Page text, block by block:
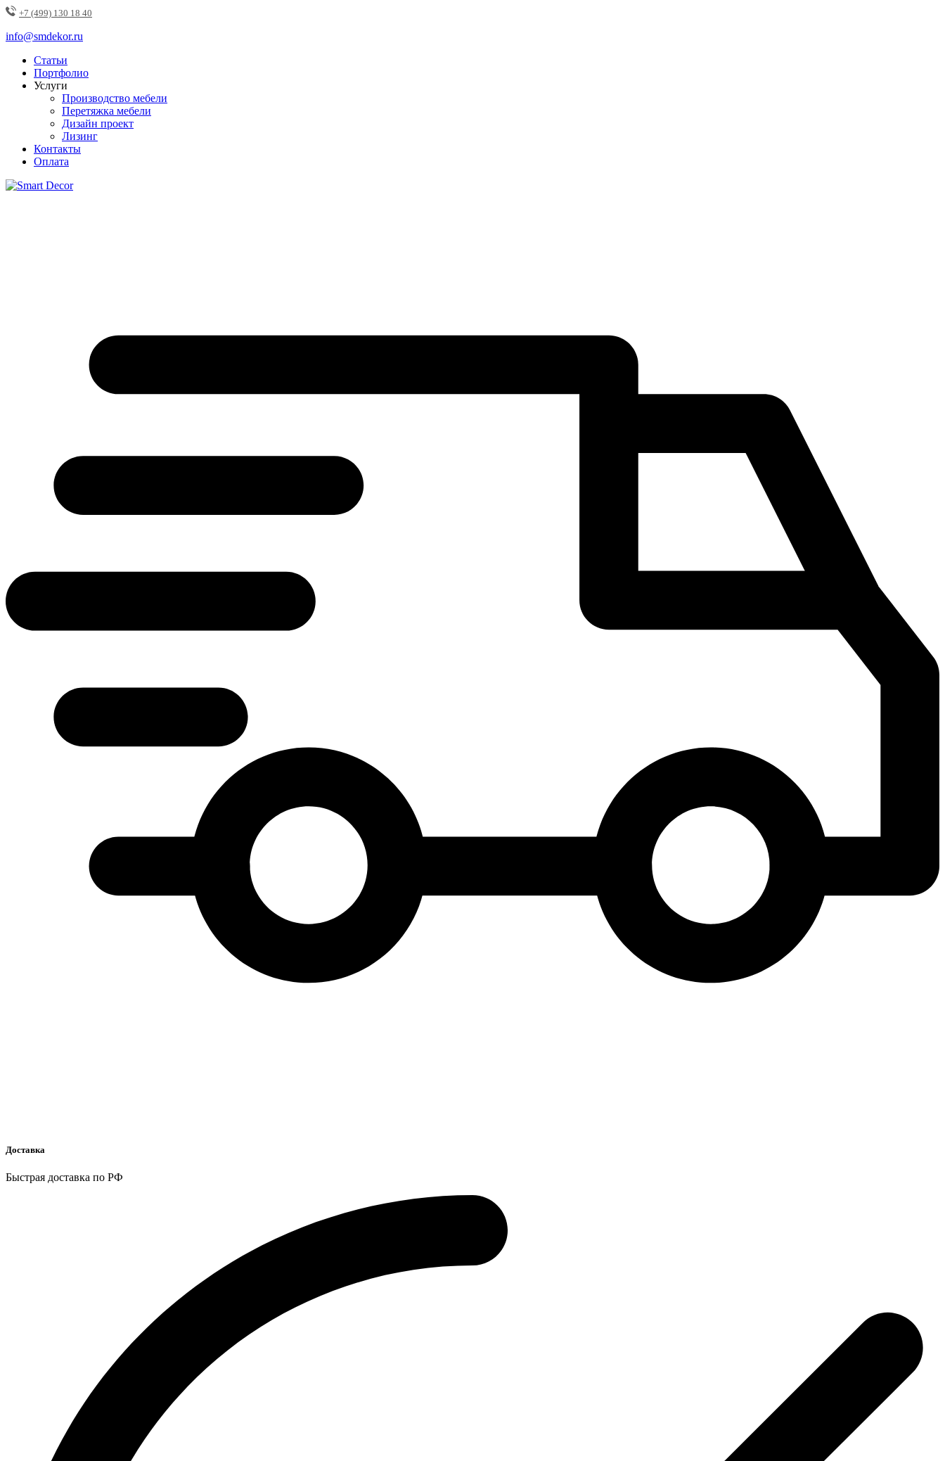
+7 (499) 130 18 40
info@smdekor.ru
Статьи
Портфолио
Услуги
Производство мебели
Перетяжка мебели
Дизайн проект
Лизинг
Контакты
Оплата
Доставка
Быстрая доставка по РФ